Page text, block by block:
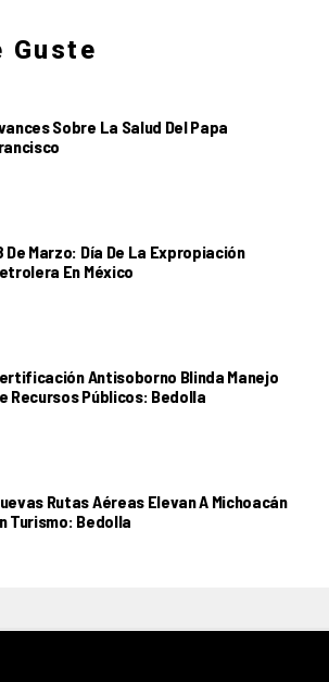
Guste
Sobre La Salud Del Papa
De Marzo: Día De La Expropiación
En México
Antisoborno Blinda Manejo
Recursos Públicos: Bedolla
Rutas Aéreas Elevan A Michoacán
Turismo: Bedolla